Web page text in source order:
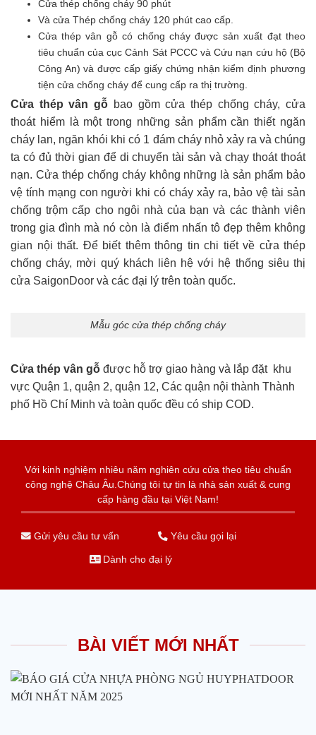
Cửa thép chống cháy 90 phút
Và cửa Thép chống cháy 120 phút cao cấp.
Cửa thép vân gỗ có chống cháy được sản xuất đạt theo
tiêu chuẩn của cục Cảnh Sát PCCC và Cứu nạn cứu hộ (Bộ
Công An) và được cấp giấy chứng nhận kiểm định phương
tiện cửa chống cháy để cung cấp ra thị trường.
Cửa thép vân gỗ bao gồm cửa thép chống cháy, cửa
thoát hiểm là một trong những sản phẩm cần thiết ngăn
cháy lan, ngăn khói khi có 1 đám cháy nhỏ xảy ra và chúng
ta có đủ thời gian để di chuyển tài sản và chạy thoát thoát
nạn. Cửa thép chống cháy không những là sản phẩm bảo
vệ tính mạng con người khi có cháy xảy ra, bảo vệ tài sản
chống trộm cấp cho ngôi nhà của bạn và các thành viên
trong gia đình mà nó còn là điểm nhấn tô đẹp thêm không
gian nội thất. Để biết thêm thông tin chi tiết về cửa thép
chống cháy, mời quý khách liên hệ với hệ thống siêu thị
cửa SaigonDoor và các đại lý trên toàn quốc.
Mẫu góc cửa thép chống cháy
Cửa thép vân gỗ được hỗ trợ giao hàng và lắp đặt khu
vực Quận 1, quận 2, quận 12, Các quận nội thành Thành
phố Hồ Chí Minh và toàn quốc đều có ship COD.
Với kinh nghiệm nhiêu năm nghiên cứu cửa theo tiêu chuẩn
công nghệ Châu Âu.Chúng tôi tự tin là nhà sản xuất & cung
cấp hàng đầu tại Việt Nam!
Gửi yêu cầu tư vấn Yêu cầu gọi lại
Dành cho đại lý
BÀI VIẾT MỚI NHẤT